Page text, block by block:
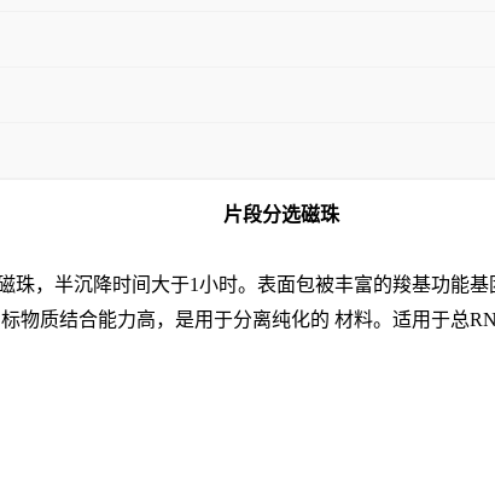
片段分选磁珠
珠，半沉降时间大于1小时。表面包被丰富的羧基功能
物质结合能力高，是用于分离纯化的 材料。适用于总